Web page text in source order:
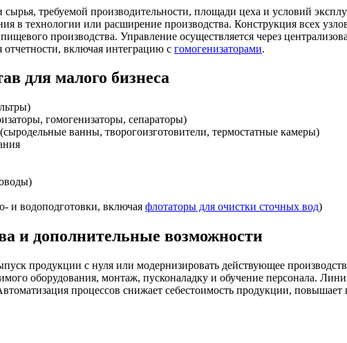
требуемой производительности, площади цеха и условий
в технологии или расширение производства. Конструкция всех
производства. Управление осуществляется через
включая интеграцию с гомогенизаторами.
для малого бизнеса
гомогенизаторы, сепараторы)
ванны, творогоизготовители, термостатные камеры)
и водоподготовки, включая флотаторы для очистки сточных вод)
и дополнительные возможности
продукции с нуля или модернизировать действующее
оборудования, монтаж, пусконаладку и обучение персонала.
процессов снижает себестоимость продукции, повышает